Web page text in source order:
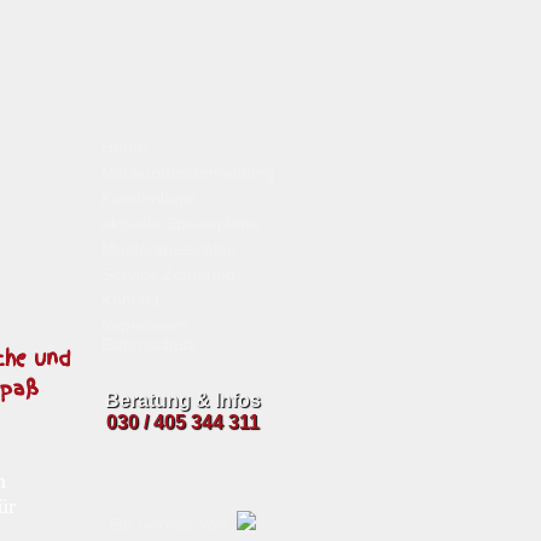
und
Beratung & Infos
030 / 405 344 311